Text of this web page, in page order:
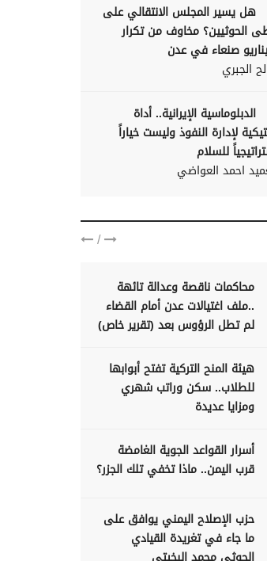
هل يسير المجلس الانتقالي على
الحوثيين؟ مخاوف من تكرار
صنعاء في عدن
الجبري
الدبلوماسية الإيرانية.. أداة
لإدارة النفوذ وليست خياراً
للسلام
احمد العواضي
/
محاكمات ناقصة وعدالة تائهة
..ملف اغتيالات عدن أمام القضاء
لم تطل الرؤوس بعد (تقرير خاص)
هيئة المنح التركية تفتح أبوابها
للطلاب.. سكن وراتب شهري
ومزايا عديدة
أسرار القواعد الجوية الغامضة
قرب اليمن.. ماذا تخفي تلك الجزر؟
حزب الإصلاح اليمني يوافق على
ما جاء في تغريدة القيادي